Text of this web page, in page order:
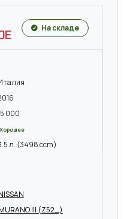
На складе
000
Хорошее
л. (3498 ccm)
III (Z52_)